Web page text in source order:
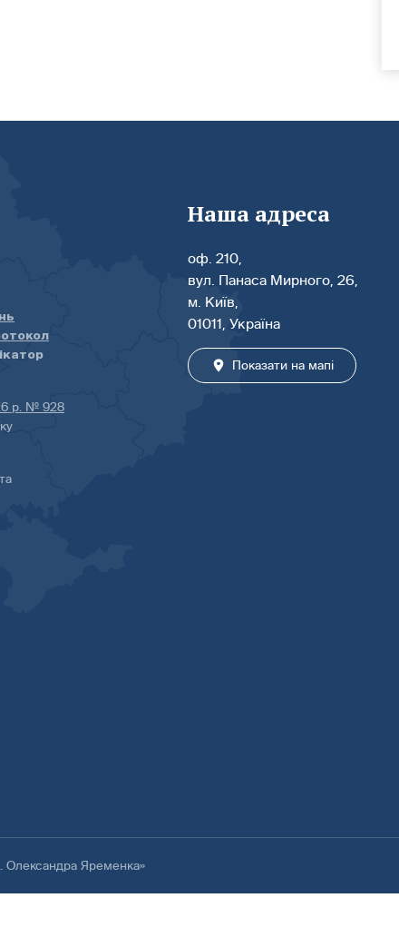
р. № 928
Наша адреса
оф. 210,
вул. Панаса Мирного, 26,
м. Київ,
01011, Україна
Показати на мапі
Олександра Яременка»